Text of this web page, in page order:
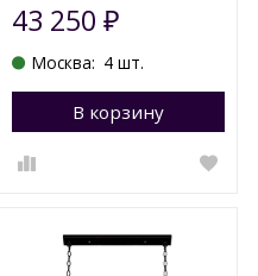
Перейти в корзину
43 250 ₽
Москва: 4 шт.
В корзину